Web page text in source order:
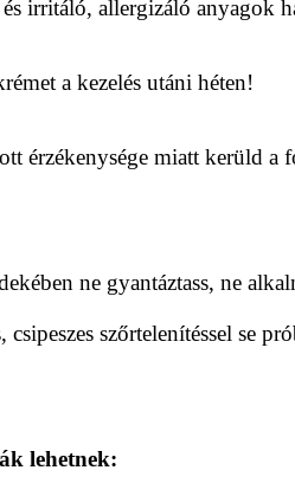
irritáló, allergizáló anyagok
a kezelés utáni héten!
érzékenysége miatt kerüld a
ne gyantáztass, ne
szőrtelenítéssel se
lehetnek: